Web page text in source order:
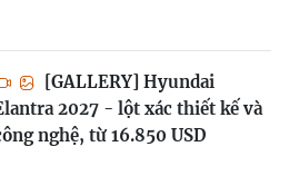
[GALLERY] Hyundai
2027 - lột xác thiết kế và
nghệ, từ 16.850 USD